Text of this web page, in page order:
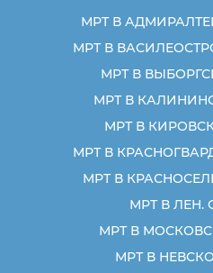
МРТ В
МРТ В
МРТ В
МРТ В
МРТ В
МРТ В
МРТ В
МРТ В ЛЕН.
МРТ В
МРТ В